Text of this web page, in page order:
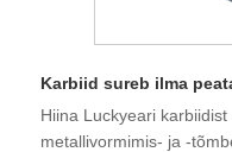
Karbiid sureb ilma
Hiina Luckyeari
metallivormimis- ja -